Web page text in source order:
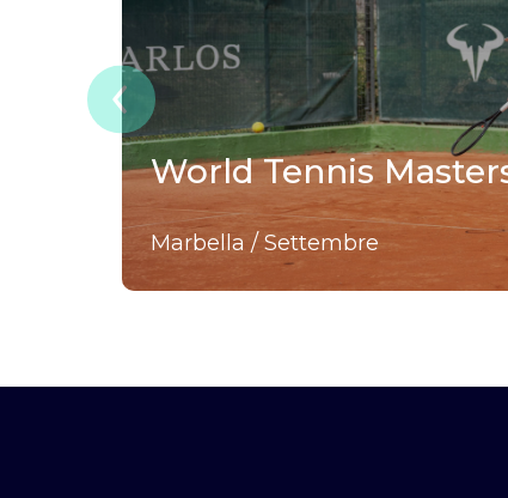
World Tennis
Marbella / Settembre